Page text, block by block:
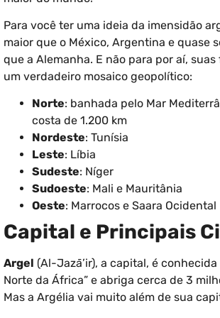
Para você ter uma ideia da imensidão
maior que o México, Argentina e quase
que a Alemanha. E não para por aí,
um verdadeiro mosaico geopolítico:
Norte: banhada pelo Mar
costa de 1.200 km
Nordeste: Tunísia
Leste: Líbia
Sudeste: Níger
Sudoeste: Mali e Mauritânia
Oeste: Marrocos e Saara Ocidental
Capital e Principais
Argel (Al-Jazā’ir), a capital, é conhecida
Norte da África” e abriga cerca de 3
Mas a Argélia vai muito além de sua